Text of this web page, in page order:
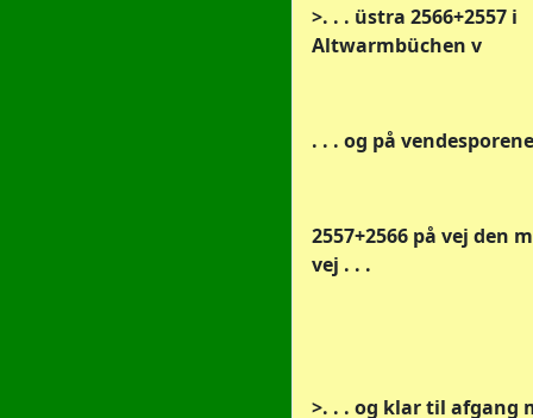
>. . . üstra 2566+2557 i
Altwarmbüchen v
. . . og på
2557+2566 på vej den
vej . . .
>. . . og klar til afgang